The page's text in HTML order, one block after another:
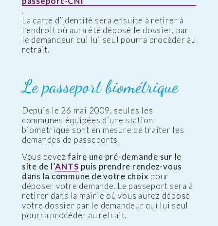
.
La carte d’identité sera ensuite à retirer à
l’endroit où aura été déposé le dossier, par
le demandeur qui lui seul pourra procéder au
retrait.
Le passeport biométrique
Depuis le 26 mai 2009, seules les
communes équipées d’une station
biométrique sont en mesure de traiter les
demandes de passeports.
Vous devezfaire une pré-demande sur le
site de l’ANTS puis prendre rendez-vous
dans la commune de votre choix pour
déposer votre demande. Le passeport sera à
retirer dans la mairie où vous aurez déposé
votre dossier par le demandeur qui lui seul
pourra procéder au retrait.